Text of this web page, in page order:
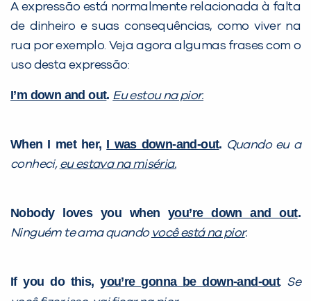
A expressão está normalmente relacionada à falta
de dinheiro e suas consequências, como viver na
rua por exemplo. Veja agora algumas frases com o
uso desta expressão:
I’m down and out. Eu estou na pior.
When I met her, I was down-and-out. Quando eu a
conheci, eu estava na miséria.
Nobody loves you whenyou’re down and out.
Ninguém te ama quando você está na pior.
If you do this,you’re gonna be down-and-out. Se